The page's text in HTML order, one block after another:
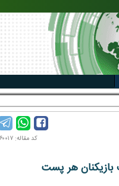
کد مقاله: ۱۴۰۰۰۶۰۰۱۷
هر پست